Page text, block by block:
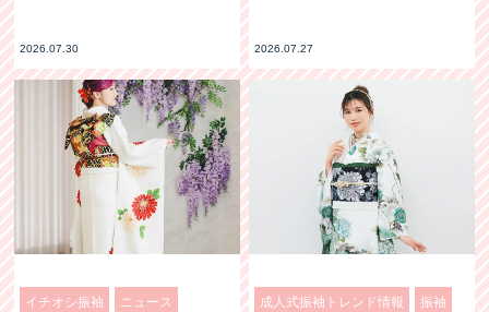
2026.07.30 2026.07.27
イチオシ振袖 ニュース 成人式振袖トレンド情報 振袖